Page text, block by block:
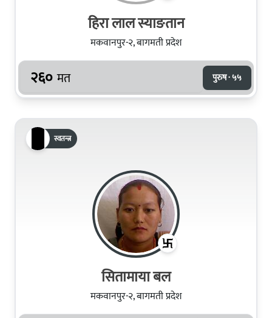
हिरा लाल स्याङतान
मकवानपुर-२, बागमती प्रदेश
२६० मत पुरुष · ५५
स्वतन्त्र
सितामाया बल
मकवानपुर-२, बागमती प्रदेश